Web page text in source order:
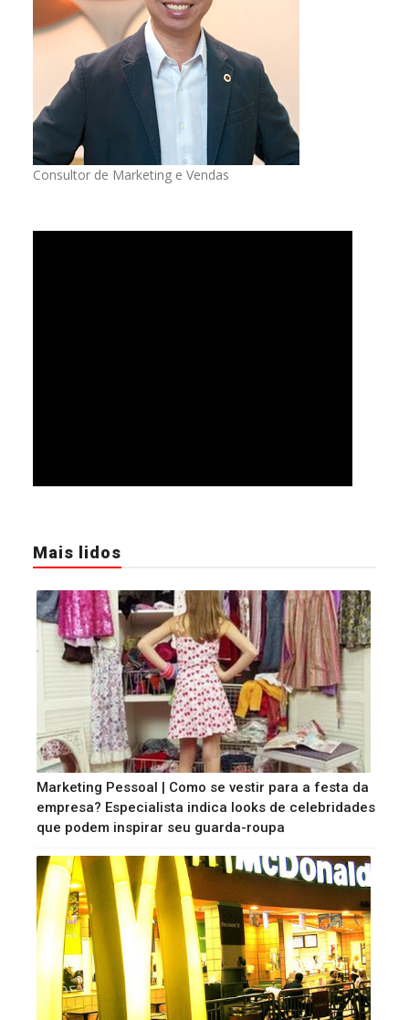
Consultor de Marketing e Vendas
Mais lidos
Marketing Pessoal | Como se vestir para a festa da
empresa? Especialista indica looks de celebridades
que podem inspirar seu guarda-roupa